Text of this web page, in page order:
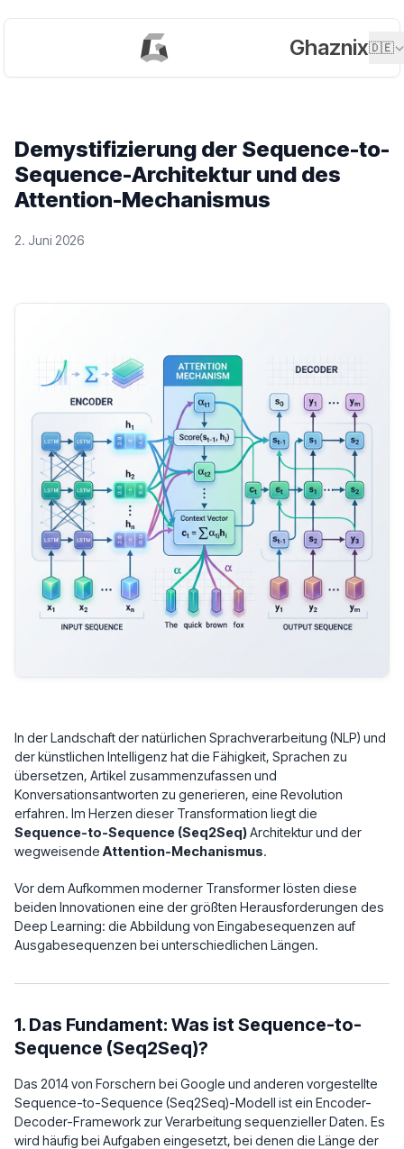
Ghaznix🇩🇪
Demystifizierung der Sequence-to-
Sequence-Architektur und des
Attention-Mechanismus
2. Juni 2026
In der Landschaft der natürlichen Sprachverarbeitung (NLP) und
der künstlichen Intelligenz hat die Fähigkeit, Sprachen zu
übersetzen, Artikel zusammenzufassen und
Konversationsantworten zu generieren, eine Revolution
erfahren. Im Herzen dieser Transformation liegt die
Sequence-to-Sequence (Seq2Seq)Architektur und der
wegweisende Attention-Mechanismus.
Vor dem Aufkommen moderner Transformer lösten diese
beiden Innovationen eine der größten Herausforderungen des
Deep Learning: die Abbildung von Eingabesequenzen auf
Ausgabesequenzen bei unterschiedlichen Längen.
1. Das Fundament: Was ist Sequence-to-
Sequence (Seq2Seq)?
Das 2014 von Forschern bei Google und anderen vorgestellte
Sequence-to-Sequence (Seq2Seq)-Modell ist ein Encoder-
Decoder-Framework zur Verarbeitung sequenzieller Daten. Es
wird häufig bei Aufgaben eingesetzt, bei denen die Länge der